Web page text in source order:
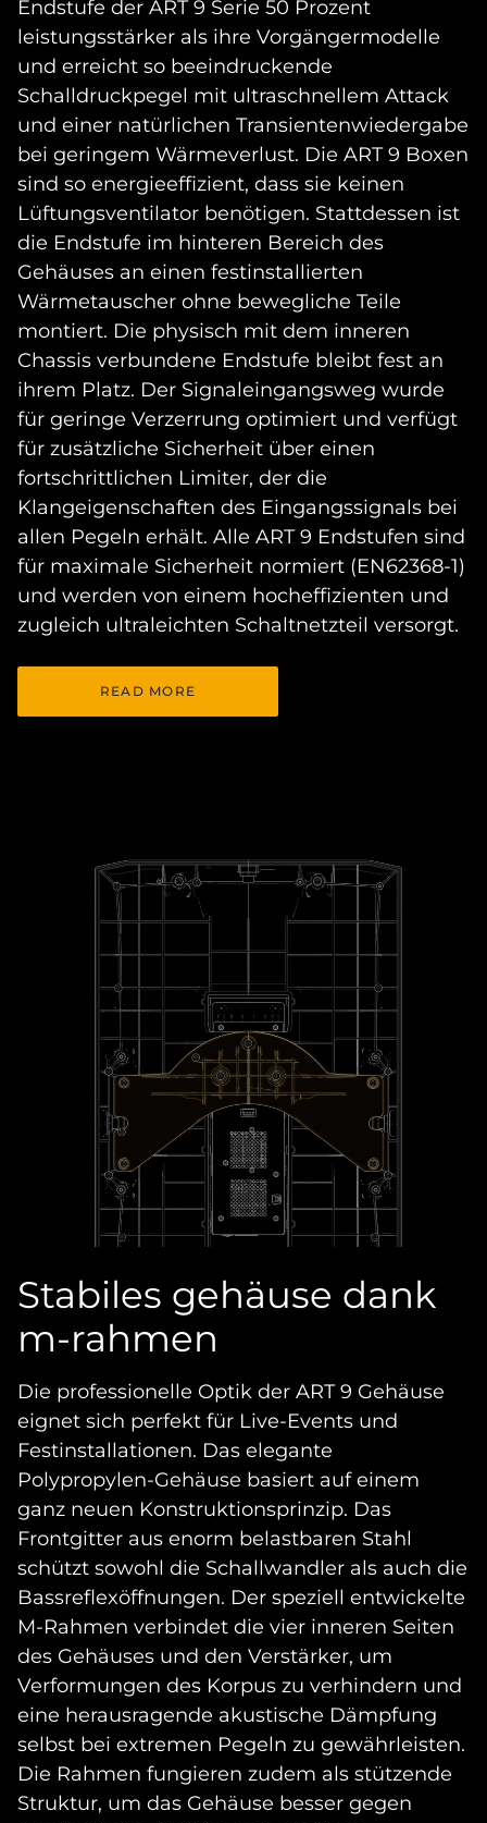
Endstufe der ART 9 Serie 50 Prozent
leistungsstärker als ihre Vorgängermodelle
und erreicht so beeindruckende
Schalldruckpegel mit ultraschnellem Attack
und einer natürlichen Transientenwiedergabe
bei geringem Wärmeverlust. Die ART 9 Boxen
sind so energieeffizient, dass sie keinen
Lüftungsventilator benötigen. Stattdessen ist
die Endstufe im hinteren Bereich des
Gehäuses an einen festinstallierten
Wärmetauscher ohne bewegliche Teile
montiert. Die physisch mit dem inneren
Chassis verbundene Endstufe bleibt fest an
ihrem Platz. Der Signaleingangsweg wurde
für geringe Verzerrung optimiert und verfügt
für zusätzliche Sicherheit über einen
fortschrittlichen Limiter, der die
Klangeigenschaften des Eingangssignals bei
allen Pegeln erhält. Alle ART 9 Endstufen sind
für maximale Sicherheit normiert (EN62368-1)
und werden von einem hocheffizienten und
zugleich ultraleichten Schaltnetzteil versorgt.
READ MORE
Stabiles gehäuse dank
m-rahmen
Die professionelle Optik der ART 9 Gehäuse
eignet sich perfekt für Live-Events und
Festinstallationen. Das elegante
Polypropylen-Gehäuse basiert auf einem
ganz neuen Konstruktionsprinzip. Das
Frontgitter aus enorm belastbaren Stahl
schützt sowohl die Schallwandler als auch die
Bassreflexöffnungen. Der speziell entwickelte
M-Rahmen verbindet die vier inneren Seiten
des Gehäuses und den Verstärker, um
Verformungen des Korpus zu verhindern und
eine herausragende akustische Dämpfung
selbst bei extremen Pegeln zu gewährleisten.
Die Rahmen fungieren zudem als stützende
Struktur, um das Gehäuse besser gegen